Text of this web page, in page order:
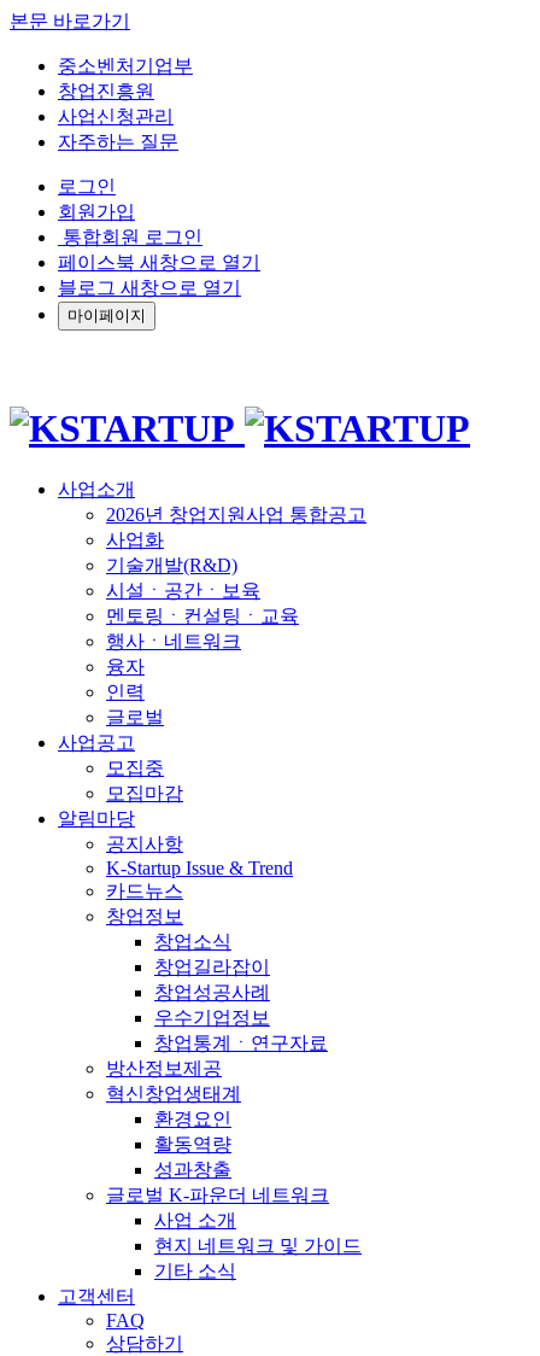
본문 바로가기
중소벤처기업부
창업진흥원
사업신청관리
자주하는 질문
로그인
회원가입
통합회원 로그인
페이스북 새창으로 열기
블로그 새창으로 열기
마이페이지
사업소개
2026년 창업지원사업 통합공고
사업화
기술개발(R&D)
시설ㆍ공간ㆍ보육
멘토링ㆍ컨설팅ㆍ교육
행사ㆍ네트워크
융자
인력
글로벌
사업공고
모집중
모집마감
알림마당
공지사항
K-Startup Issue & Trend
카드뉴스
창업정보
창업소식
창업길라잡이
창업성공사례
우수기업정보
창업통계ㆍ연구자료
방산정보제공
혁신창업생태계
환경요인
활동역량
성과창출
글로벌 K-파운더 네트워크
사업 소개
현지 네트워크 및 가이드
기타 소식
고객센터
FAQ
상담하기